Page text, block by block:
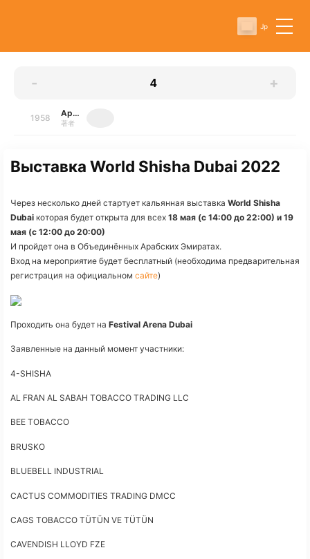
Jp
- +
1958 Артур
著者
Выставка World Shisha Dubai 2022
Через несколько дней стартует кальянная выставка World Shisha
Dubai которая будет открыта для всех 18 мая (с 14:00 до 22:00) и 19
мая (с 12:00 до 20:00)
И пройдет она в Объединённых Арабских Эмиратах.
Вход на мероприятие будет бесплатный (необходима предварительная
регистрация на официальном сайте)
Проходить она будет на Festival Arena Dubai
Заявленные на данный момент участники:
4-SHISHA
AL FRAN AL SABAH TOBACCO TRADING LLC
BEE TOBACCO
BRUSKO
BLUEBELL INDUSTRIAL
CACTUS COMMODITIES TRADING DMCC
CAGS TOBACCO TÜTÜN VE TÜTÜN
CAVENDISH LLOYD FZE